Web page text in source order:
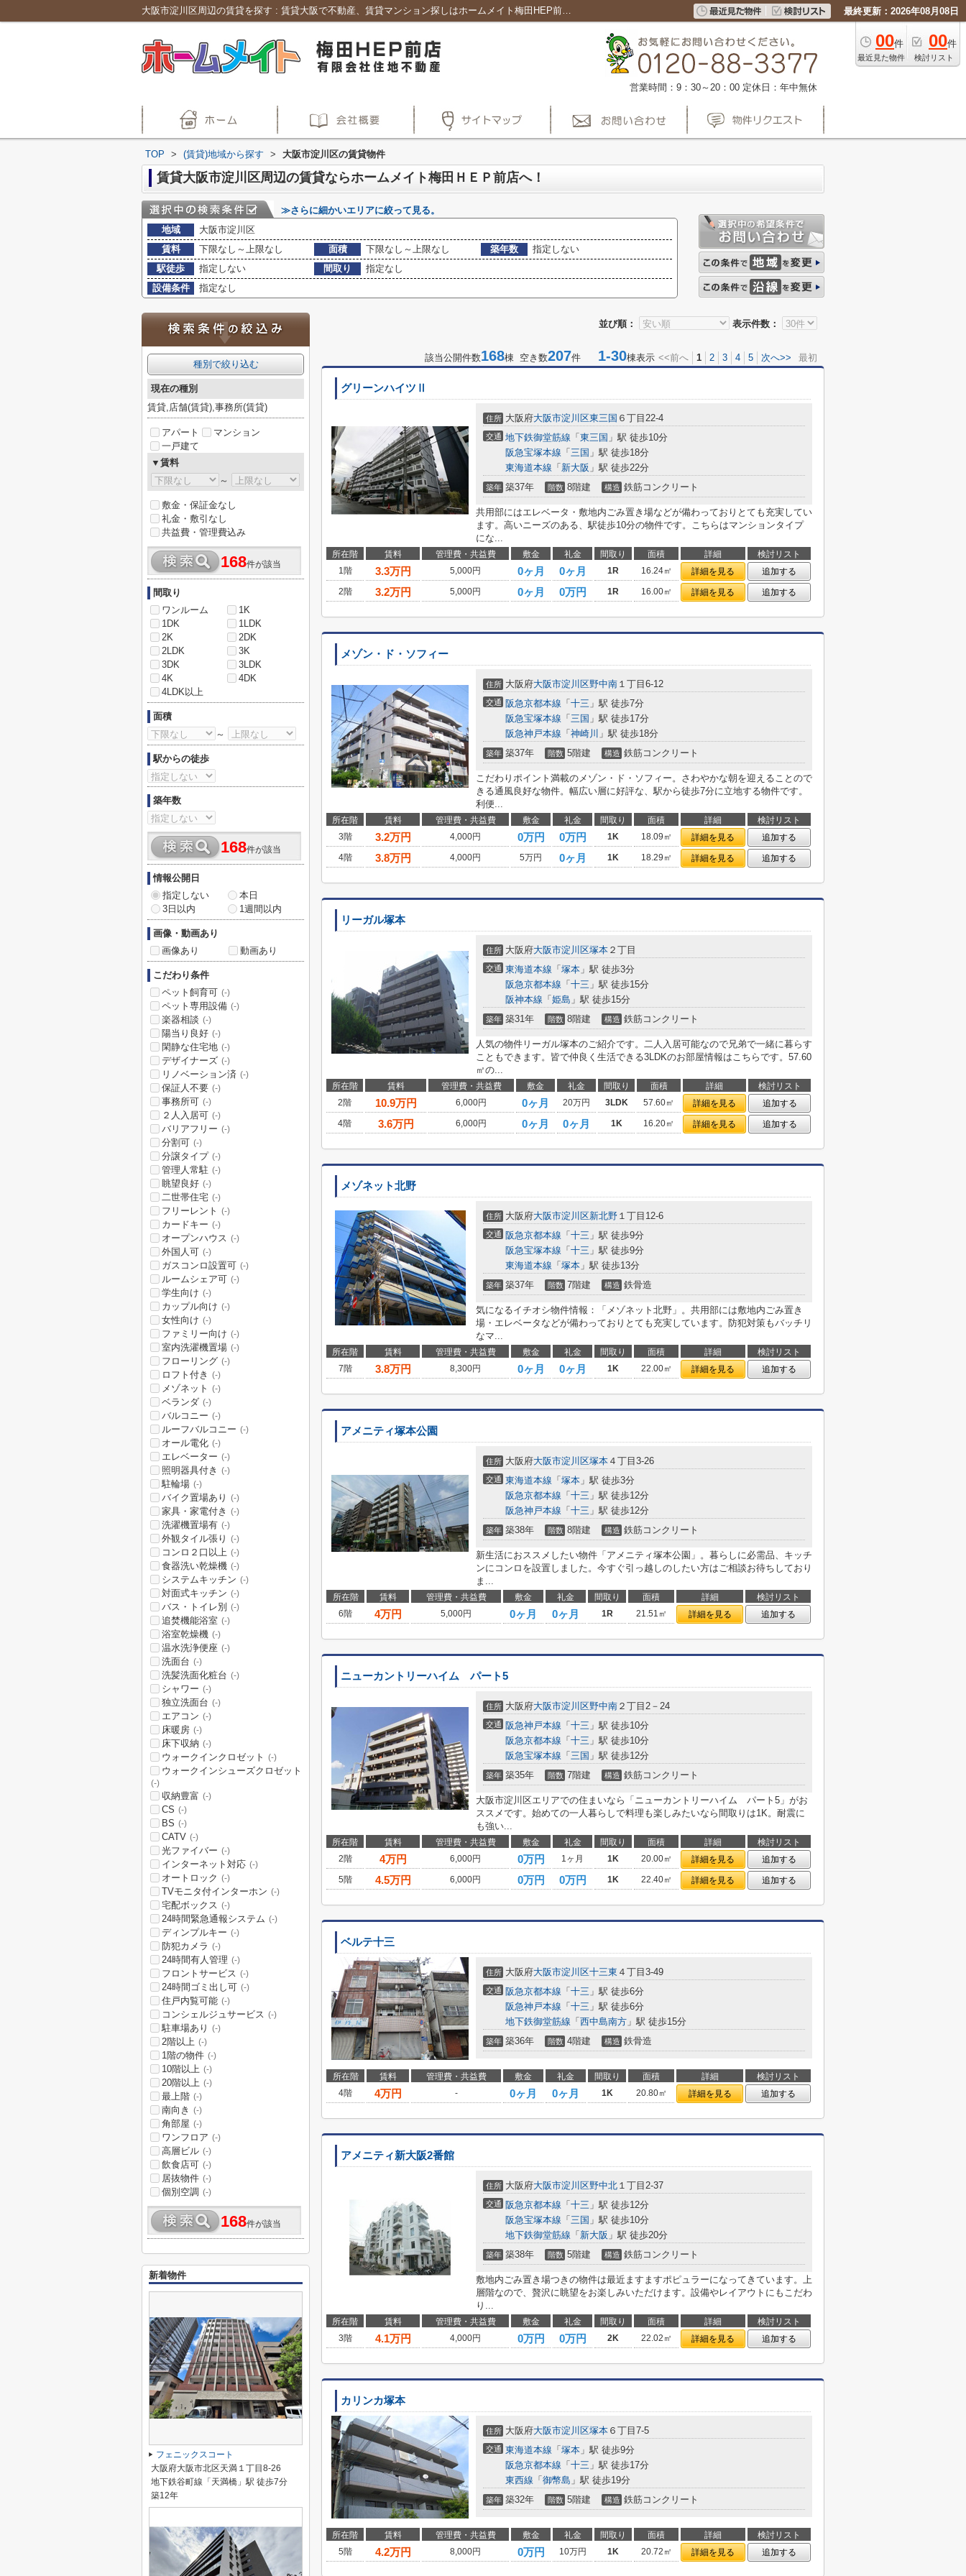
大阪市淀川区周辺の賃貸を探す : 賃貸大阪で不動産、賃貸マンション探しはホームメイト梅田HEP前店｜賃貸大阪で不動産、賃貸マンション探しはホームメイト梅田HEP前店 最終更新：2026年08月08日
00件
最近見た物件
00件
検討リスト
営業時間：9：30～20：00 定休日：年中無休
TOP > (賃貸)地域から探す > 大阪市淀川区の賃貸物件
賃貸大阪市淀川区周辺の賃貸ならホームメイト梅田ＨＥＰ前店へ！
≫さらに細かいエリアに絞って見る。
地域
大阪市淀川区
賃料
下限なし～上限なし 面積 下限なし～上限なし 築年数
指定しない
駅徒歩
指定しない 間取り
指定なし
設備条件
指定なし
並び順： 表示件数：
該当公開件数168棟 空き数207件 1-30棟表示 <<前へ 1 2 3 4 5 次へ>> 最初
グリーンハイツⅡ
住所 大阪府大阪市淀川区東三国 ６丁目22-4
交通 地下鉄御堂筋線 「 東三国 」駅 徒歩10分
阪急宝塚本線 「 三国 」駅 徒歩18分
東海道本線 「 新大阪 」駅 徒歩22分
築年 築37年 階数 8階建 構造 鉄筋コンクリート
共用部にはエレベータ・敷地内ごみ置き場などが備わっておりとても充実してい
ます。高いニーズのある、駅徒歩10分の物件です。こちらはマンションタイプ
にな...
所在階 賃料 管理費・共益費 敷金 礼金 間取り 面積 詳細
検討リスト
1階
3.3万円 5,000円 0ヶ月 0ヶ月 1R 16.24㎡ 詳細を見る
追加する
2階
3.2万円 5,000円 0ヶ月 0万円 1R 16.00㎡ 詳細を見る 追加する
メゾン・ド・ソフィー
住所 大阪府大阪市淀川区野中南 １丁目6-12
交通 阪急京都本線 「 十三 」駅 徒歩7分
阪急宝塚本線 「 三国 」駅 徒歩17分
阪急神戸本線 「 神崎川 」駅 徒歩18分
築年 築37年 階数 5階建 構造 鉄筋コンクリート
こだわりポイント満載のメゾン・ド・ソフィー。さわやかな朝を迎えることので
きる通風良好な物件。幅広い層に好評な、駅から徒歩7分に立地する物件です。
利便...
所在階 賃料 管理費・共益費 敷金 礼金 間取り 面積 詳細
検討リスト
3階
3.2万円 4,000円 0万円 0万円 1K 18.09㎡ 詳細を見る
追加する
4階
3.8万円 4,000円 5万円 0ヶ月 1K 18.29㎡ 詳細を見る 追加する
リーガル塚本
住所 大阪府大阪市淀川区塚本 ２丁目
交通 東海道本線 「 塚本 」駅 徒歩3分
阪急京都本線 「 十三 」駅 徒歩15分
阪神本線 「 姫島 」駅 徒歩15分
築年 築31年 階数 8階建 構造 鉄筋コンクリート
人気の物件リーガル塚本のご紹介です。二人入居可能なので兄弟で一緒に暮らす
こともできます。皆で仲良く生活できる3LDKのお部屋情報はこちらです。57.60
㎡の...
所在階 賃料 管理費・共益費 敷金 礼金 間取り 面積 詳細
検討リスト
2階
10.9万円 6,000円 0ヶ月 20万円 3LDK 57.60㎡ 詳細を見る
追加する
4階
3.6万円 6,000円 0ヶ月 0ヶ月 1K 16.20㎡ 詳細を見る 追加する
メゾネット北野
住所 大阪府大阪市淀川区新北野 １丁目12-6
交通 阪急京都本線 「 十三 」駅 徒歩9分
阪急宝塚本線 「 十三 」駅 徒歩9分
東海道本線 「 塚本 」駅 徒歩13分
築年 築37年 階数 7階建 構造 鉄骨造
気になるイチオシ物件情報：「メゾネット北野」。共用部には敷地内ごみ置き
場・エレベータなどが備わっておりとても充実しています。防犯対策もバッチリ
なマ...
所在階 賃料 管理費・共益費 敷金 礼金 間取り 面積 詳細
検討リスト
7階
3.8万円 8,300円 0ヶ月 0ヶ月 1K 22.00㎡ 詳細を見る 追加する
アメニティ塚本公園
住所 大阪府大阪市淀川区塚本 ４丁目3-26
交通 東海道本線 「 塚本 」駅 徒歩3分
阪急京都本線 「 十三 」駅 徒歩12分
阪急神戸本線 「 十三 」駅 徒歩12分
築年 築38年 階数 8階建 構造 鉄筋コンクリート
新生活におススメしたい物件「アメニティ塚本公園」。暮らしに必需品、キッチ
ンにコンロを設置しました。今すぐ引っ越しのしたい方はご相談お待ちしており
ま...
所在階 賃料 管理費・共益費 敷金 礼金 間取り 面積 詳細
検討リスト
6階
4万円 5,000円 0ヶ月 0ヶ月 1R 21.51㎡ 詳細を見る 追加する
ニューカントリーハイム パート5
住所 大阪府大阪市淀川区野中南 ２丁目2－24
交通 阪急神戸本線 「 十三 」駅 徒歩10分
阪急京都本線 「 十三 」駅 徒歩10分
阪急宝塚本線 「 三国 」駅 徒歩12分
築年 築35年 階数 7階建 構造 鉄筋コンクリート
大阪市淀川区エリアでの住まいなら「ニューカントリーハイム パート5」がお
ススメです。始めての一人暮らしで料理も楽しみたいなら間取りは1K。耐震に
も強い...
所在階 賃料 管理費・共益費 敷金 礼金 間取り 面積 詳細
検討リスト
2階
4万円 6,000円 0万円 1ヶ月 1K 20.00㎡ 詳細を見る
追加する
5階
4.5万円 6,000円 0万円 0万円 1K 22.40㎡ 詳細を見る 追加する
ベルテ十三
住所 大阪府大阪市淀川区十三東 ４丁目3-49
交通 阪急京都本線 「 十三 」駅 徒歩6分
阪急神戸本線 「 十三 」駅 徒歩6分
地下鉄御堂筋線 「 西中島南方 」駅 徒歩15分
築年 築36年 階数 4階建 構造 鉄骨造
所在階 賃料 管理費・共益費 敷金 礼金 間取り 面積 詳細
検討リスト
4階
4万円 - 0ヶ月 0ヶ月 1K 20.80㎡ 詳細を見る 追加する
アメニティ新大阪2番館
住所 大阪府大阪市淀川区野中北 １丁目2-37
交通 阪急京都本線 「 十三 」駅 徒歩12分
阪急宝塚本線 「 三国 」駅 徒歩10分
地下鉄御堂筋線 「 新大阪 」駅 徒歩20分
築年 築38年 階数 5階建 構造 鉄筋コンクリート
敷地内ごみ置き場つきの物件は最近ますますポピュラーになってきています。上
層階なので、贅沢に眺望をお楽しみいただけます。設備やレイアウトにもこだわ
り...
所在階 賃料 管理費・共益費 敷金 礼金 間取り 面積 詳細
検討リスト
3階
4.1万円 4,000円 0万円 0万円 2K 22.02㎡ 詳細を見る 追加する
カリンカ塚本
住所 大阪府大阪市淀川区塚本 ６丁目7-5
交通 東海道本線 「 塚本 」駅 徒歩9分
阪急京都本線 「 十三 」駅 徒歩17分
東西線 「 御幣島 」駅 徒歩19分
築年 築32年 階数 5階建 構造 鉄筋コンクリート
所在階 賃料 管理費・共益費 敷金 礼金 間取り 面積 詳細
検討リスト
5階
4.2万円 8,000円 0万円 10万円 1K 20.72㎡ 詳細を見る 追加する
種別で絞り込む
現在の種別
賃貸,店舗(賃貸),事務所(賃貸)
アパート
マンション
一戸建て
▼賃料
～
敷金・保証金なし
礼金・敷引なし
共益費・管理費込み
168件が該当
間取り
ワンルーム
1K
1DK
1LDK
2K
2DK
2LDK
3K
3DK
3LDK
4K
4DK
4LDK以上
面積
～
駅からの徒歩
築年数
168件が該当
情報公開日
指定しない
本日
3日以内
1週間以内
画像・動画あり
画像あり
動画あり
こだわり条件
ペット飼育可 (-)
ペット専用設備 (-)
楽器相談 (-)
陽当り良好 (-)
閑静な住宅地 (-)
デザイナーズ (-)
リノベーション済 (-)
保証人不要 (-)
事務所可 (-)
２人入居可 (-)
バリアフリー (-)
分割可 (-)
分譲タイプ (-)
管理人常駐 (-)
眺望良好 (-)
二世帯住宅 (-)
フリーレント (-)
カードキー (-)
オープンハウス (-)
外国人可 (-)
ガスコンロ設置可 (-)
ルームシェア可 (-)
学生向け (-)
カップル向け (-)
女性向け (-)
ファミリー向け (-)
室内洗濯機置場 (-)
フローリング (-)
ロフト付き (-)
メゾネット (-)
ベランダ (-)
バルコニー (-)
ルーフバルコニー (-)
オール電化 (-)
エレベーター (-)
照明器具付き (-)
駐輪場 (-)
バイク置場あり (-)
家具・家電付き (-)
洗濯機置場有 (-)
外観タイル張り (-)
コンロ２口以上 (-)
食器洗い乾燥機 (-)
システムキッチン (-)
対面式キッチン (-)
バス・トイレ別 (-)
追焚機能浴室 (-)
浴室乾燥機 (-)
温水洗浄便座 (-)
洗面台 (-)
洗髪洗面化粧台 (-)
シャワー (-)
独立洗面台 (-)
エアコン (-)
床暖房 (-)
床下収納 (-)
ウォークインクロゼット (-)
ウォークインシューズクロゼット
(-)
収納豊富 (-)
CS (-)
BS (-)
CATV (-)
光ファイバー (-)
インターネット対応 (-)
オートロック (-)
TVモニタ付インターホン (-)
宅配ボックス (-)
24時間緊急通報システム (-)
ディンプルキー (-)
防犯カメラ (-)
24時間有人管理 (-)
フロントサービス (-)
24時間ゴミ出し可 (-)
住戸内覧可能 (-)
コンシェルジュサービス (-)
駐車場あり (-)
2階以上 (-)
1階の物件 (-)
10階以上 (-)
20階以上 (-)
最上階 (-)
南向き (-)
角部屋 (-)
ワンフロア (-)
高層ビル (-)
飲食店可 (-)
居抜物件 (-)
個別空調 (-)
168件が該当
新着物件
フェニックスコート
大阪府大阪市北区天満１丁目8-26
地下鉄谷町線「天満橋」駅 徒歩7分
築12年